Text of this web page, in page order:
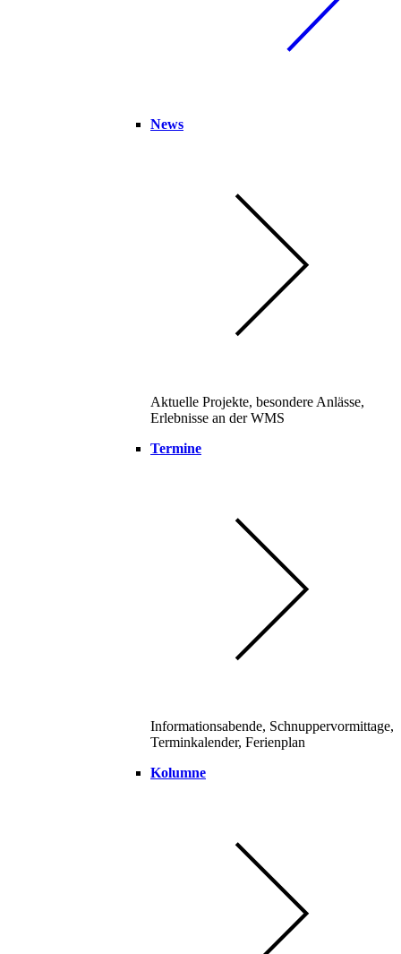
News
Aktuelle Projekte, besondere Anlässe,
Erlebnisse an der WMS
Termine
Informationsabende, Schnuppervormittage,
Terminkalender, Ferienplan
Kolumne